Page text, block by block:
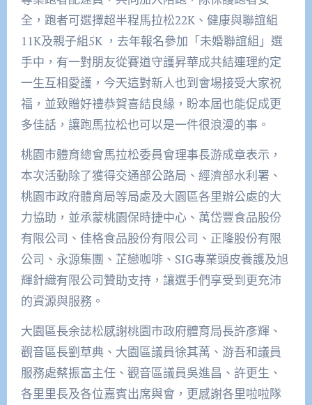
全，跑者可選擇超半程馬拉松22K、健康與聯誼組
11K及親子組5K ，去年報名參加「未婚聯誼組」選
手中，有一對朋友從賽道守護昇華成共結連理約定
一生互相愛護，今天這對新人也到會場接受大家祝
福，並致贈好禮恭賀喜結良緣，盼本屆也能促成更
多佳話，讓跑馬拉松也可以是一件很浪漫的事。
桃園市體育總會馬拉松委員會理事長游成章表示，
本次活動除了獲得交通部公路局、經濟部水利署、
桃園市政府體育局等局處及大園區各里辦公處的大
力協助，並承蒙桃園保時捷中心、萬岱豐食品股份
有限公司、佳格食品股份有限公司、正隆股份有限
公司、永源集團、芷戀咖啡、SIG專業頭皮養護及旭
輝針織有限公司贊助支持，讓選手們享受到更充沛
的資源與服務。
大園區長余誌松感謝桃園市政府體育局長許彥輝、
觀音區長劉草典、大園區議員徐其萬、游吾和議員
服務處蔡振富主任、觀音區議員吳進昌、許更生、
各里里長及各位嘉賓出席與會，更感謝各里啦啦隊